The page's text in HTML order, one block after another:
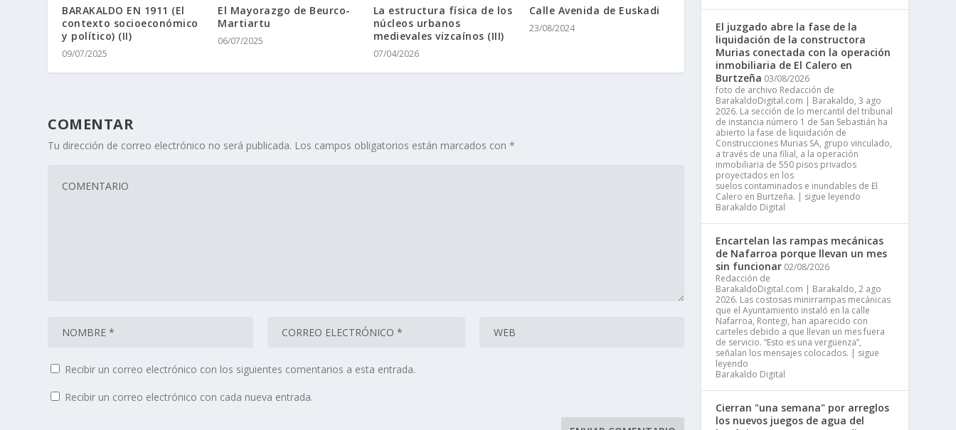
BARAKALDO EN 1911 (El
contexto socioeconómico
y político) (II)
09/07/2025
El Mayorazgo de Beurco-
Martiartu
06/07/2025
La estructura física de los
núcleos urbanos
medievales vizcaínos (III)
07/04/2026
Calle Avenida de Euskadi
23/08/2024
COMENTAR
Tu dirección de correo electrónico no será publicada. Los campos obligatorios están marcados con*
Recibir un correo electrónico con los siguientes comentarios a esta entrada.
Recibir un correo electrónico con cada nueva entrada.
El juzgado abre la fase de la
liquidación de la constructora
Murias conectada con la operación
inmobiliaria de El Calero en
Burtzeña 03/08/2026
foto de archivo Redacción de
BarakaldoDigital.com | Barakaldo, 3 ago
2026. La sección de lo mercantil del tribunal
de instancia número 1 de San Sebastián ha
abierto la fase de liquidación de
Construcciones Murias SA, grupo vinculado,
a través de una filial, a la operación
inmobiliaria de 550 pisos privados
proyectados en los
suelos contaminados e inundables de El
Calero en Burtzeña. | sigue leyendo
Barakaldo Digital
Encartelan las rampas mecánicas
de Nafarroa porque llevan un mes
sin funcionar 02/08/2026
Redacción de
BarakaldoDigital.com | Barakaldo, 2 ago
2026. Las costosas minirrampas mecánicas
que el Ayuntamiento instaló en la calle
Nafarroa, Rontegi, han aparecido con
carteles debido a que llevan un mes fuera
de servicio. “Esto es una vergüenza”,
señalan los mensajes colocados. | sigue
leyendo
Barakaldo Digital
Cierran "una semana" por arreglos
los nuevos juegos de agua del